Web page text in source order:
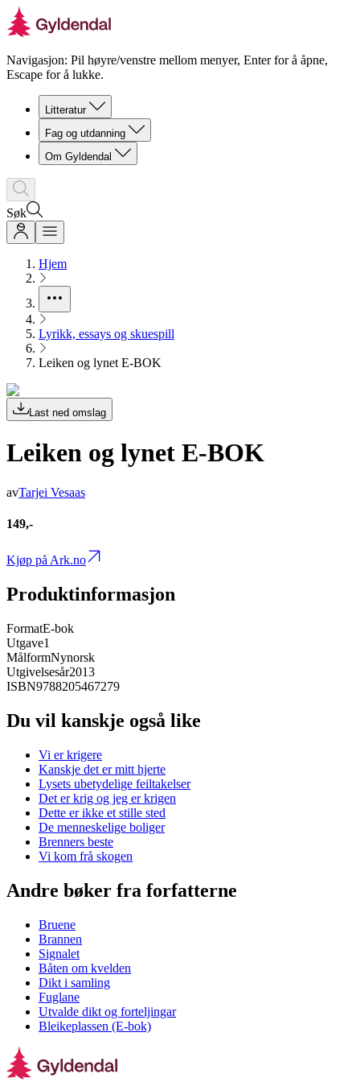
Navigasjon: Pil høyre/venstre mellom menyer, Enter for å åpne,
Escape for å lukke.
Litteratur
Fag og utdanning
Om Gyldendal
Søk
Hjem
Lyrikk, essays og skuespill
Leiken og lynet E-BOK
Last ned omslag
Leiken og lynet E-BOK
avTarjei Vesaas
149,-
Kjøp på Ark.no
Produktinformasjon
FormatE-bok
Utgave1
MålformNynorsk
Utgivelsesår2013
ISBN9788205467279
Du vil kanskje også like
Vi er krigere
Kanskje det er mitt hjerte
Lysets ubetydelige feiltakelser
Det er krig og jeg er krigen
Dette er ikke et stille sted
De menneskelige boliger
Brenners beste
Vi kom frå skogen
Andre bøker fra forfatterne
Bruene
Brannen
Signalet
Båten om kvelden
Dikt i samling
Fuglane
Utvalde dikt og forteljingar
Bleikeplassen (E-bok)